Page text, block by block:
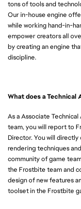
tons of tools and
Our in-house engine
while working hand-in-
empower creators all
by creating an engine
discipline.
What does a Technical
As a Associate
team, you will report to
Director. You will
rendering techniques
community of game
the Frostbite team and
design of new features
toolset in the Frostbite